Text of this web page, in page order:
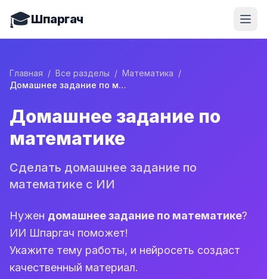
🎓Шпаргач
Главная / Все разделы / Математика /
Домашнее задание по математике
Домашнее задание по
математике
Сделать домашнее задание по
математике с ИИ
Нужен домашнее задание по математике?
ИИ Шпаргач поможет!
Укажите тему работы, и нейросеть создаст
качественный материал.